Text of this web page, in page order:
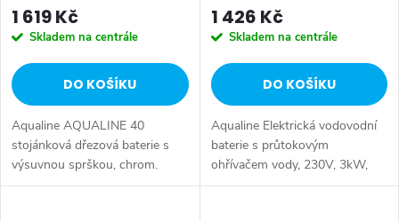
1 619 Kč
Skladem na centrále
DO KOŠÍKU
Aqualine AQUALINE 40
stojánková dřezová baterie s
výsuvnou sprškou, chrom.
Výška: 164 mm • Hloubka: 204
1 426 Kč
Skladem na centrále
DO KOŠÍKU
Aqualine Elektrická vodovodní
baterie s průtokovým
ohřívačem vody, 230V, 3kW,
nerez. Výška: 370 mm •